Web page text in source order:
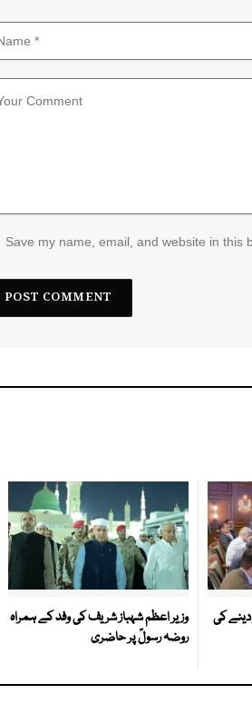
Save my name, email, and website in this
دینے کی
وزیر اعظم شہباز شریف کی وفد کے ہمراہ
روضہ رسولؐ پر حاضری